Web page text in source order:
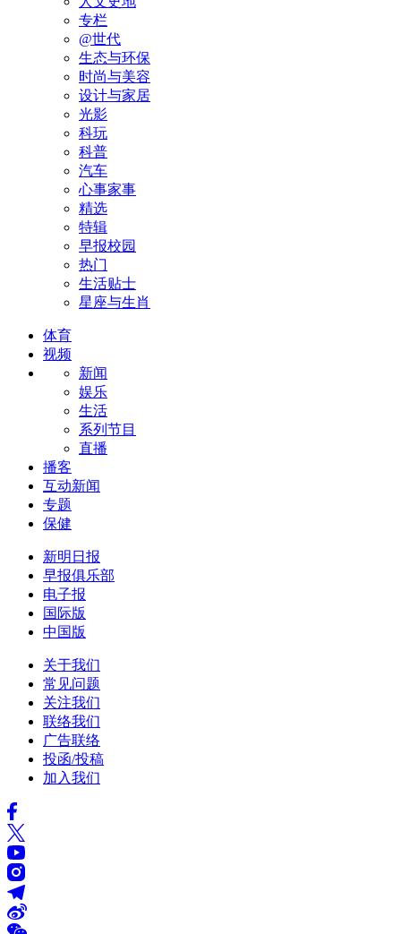
专栏
@世代
生态与环保
时尚与美容
设计与家居
光影
科玩
科普
汽车
心事家事
精选
特辑
早报校园
热门
生活贴士
星座与生肖
体育
视频
新闻
娱乐
生活
系列节目
直播
播客
互动新闻
专题
保健
新明日报
早报俱乐部
电子报
国际版
中国版
关于我们
常见问题
关注我们
联络我们
广告联络
投函/投稿
加入我们